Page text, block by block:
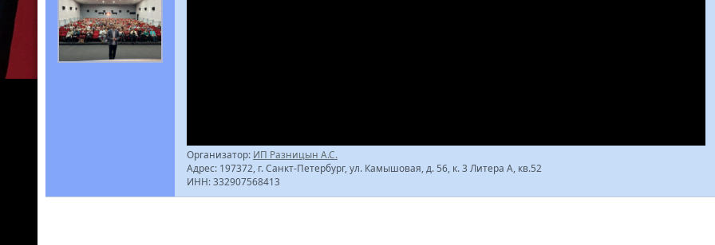
Организатор: ИП Разницын А.С.
Адрес: 197372, г. Санкт-Петербург, ул. Камышовая, д. 56, к. 3 Литера А, кв.52
ИНН: 332907568413